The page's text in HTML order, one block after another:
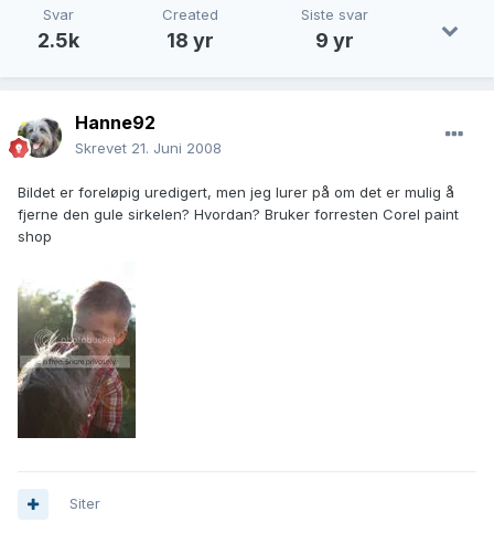
Svar
2.5k
Created
18 yr
Siste svar
9 yr
Hanne92
Skrevet 21. Juni 2008
Bildet er foreløpig uredigert, men jeg lurer på om det er mulig å
fjerne den gule sirkelen? Hvordan? Bruker forresten Corel paint
shop
Siter